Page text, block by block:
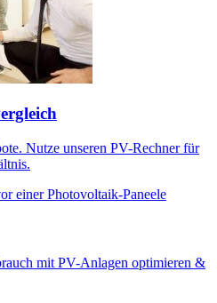
Nutze unseren PV-Rechner für
mit PV-Anlagen optimieren &